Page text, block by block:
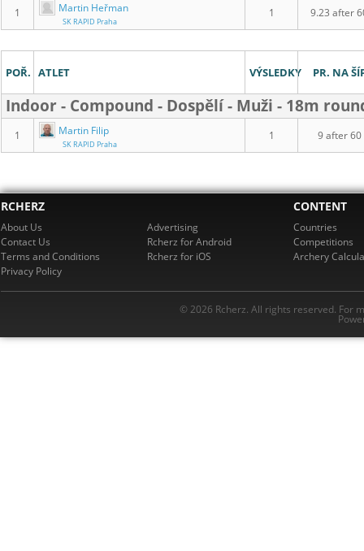
1 Martin Heřman
SK RAPID Praha
1 9.23 after
POŘ. ATLET VÝSLEDKY PR. NA
Indoor - Compound - Dospělí - Muži - 18m
1 Martin Filip
SK RAPID Praha
1 9 after 60
RCHERZ
About Us
Contact Us
Terms and Conditions
Privacy Policy
Advertising
Rcherz for Android
Rcherz for iOS
CONTENT
Countries
Competitions
Archery
© 2026 Rcherz. All rights reserved. For